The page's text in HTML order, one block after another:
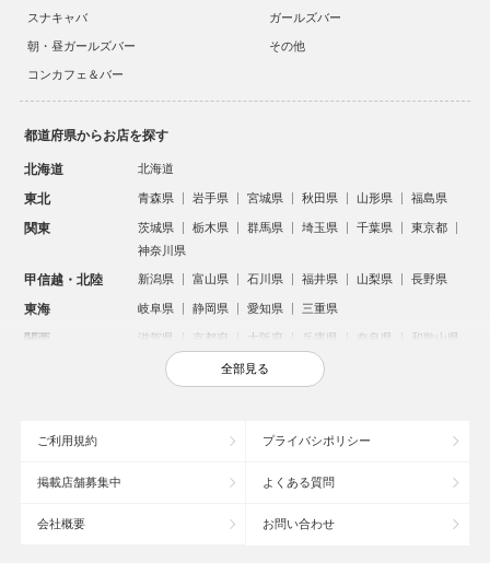
スナキャバ
ガールズバー
朝・昼ガールズバー
その他
コンカフェ＆バー
都道府県からお店を探す
北海道 北海道
東北 青森県 岩手県 宮城県 秋田県 山形県 福島県
関東 茨城県 栃木県 群馬県 埼玉県 千葉県
東京都
神奈川県
甲信越・北陸 新潟県 富山県 石川県 福井県 山梨県 長野県
東海 岐阜県 静岡県 愛知県 三重県
関西 滋賀県 京都府 大阪府 兵庫県 奈良県 和歌山県
鳥取県 島根県 岡山県 広島県
沖縄県
全部見る
ご利用規約 プライバシポリシー
掲載店舗募集中 よくある質問
会社概要 お問い合わせ